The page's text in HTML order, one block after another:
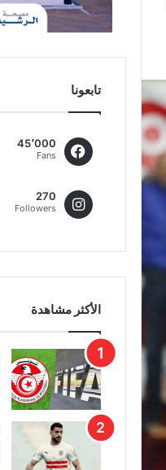
تابعونا
45٬000
Fans
270
Followers
الأكثر مشاهدة